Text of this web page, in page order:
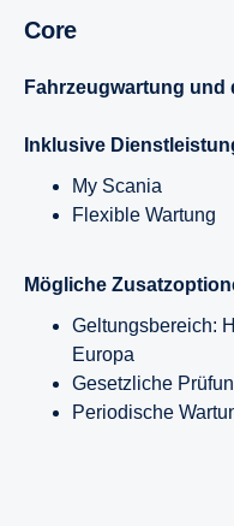
Core
Fahrzeugwartung
Inklusive
My Scania
Flexible Wartung
Mögliche
Geltungsbereich:
Europa
Gesetzliche
Periodische